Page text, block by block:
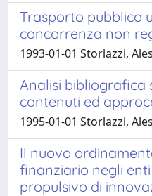
Trasporto pubblico
concorrenza non
1993-01-01 Storlazzi,
Analisi bibliografica
contenuti ed
1995-01-01 Storlazzi,
Il nuovo
finanziario negli
propulsivo di